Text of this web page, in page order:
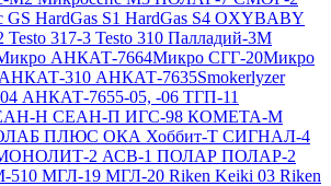
GS HardGas S1 HardGas S4 OXYBABY
Testo 317-3 Testo 310 Палладий-3М
АНКАТ-7664Микро СГГ-20Микро
АНКАТ-310 АНКАТ-7635Smokerlyzer
АНКАТ-7655-05, -06 ТГП-11
Н СЕАН-П ИГС-98 КОМЕТА-М
ПЛЮС ОКА Хоббит-Т СИГНАЛ-4
2 АСВ-1 ПОЛАР ПОЛАР-2
510 МГЛ-19 МГЛ-20 Riken Keiki 03 Riken